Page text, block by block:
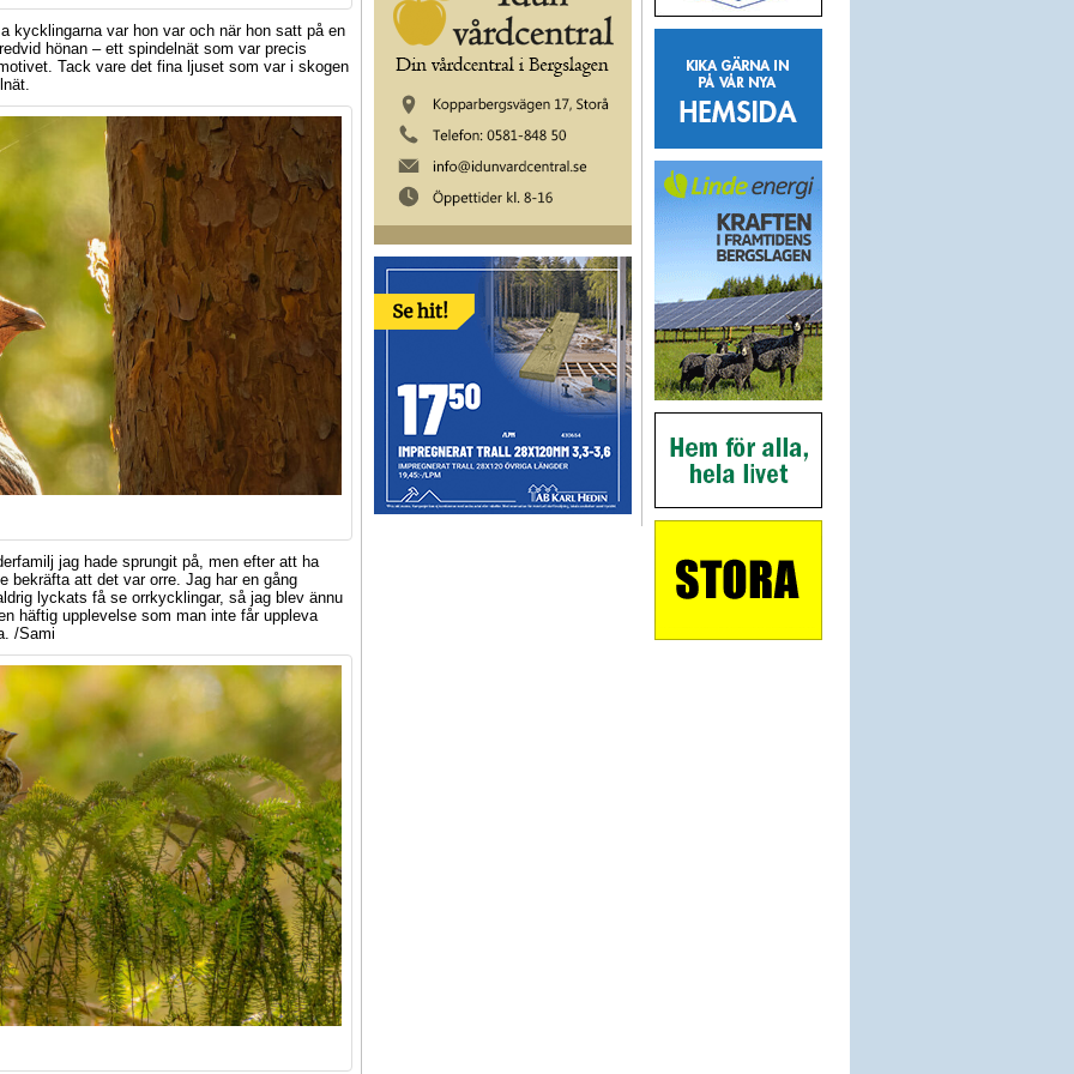
kycklingarna var hon var och när hon satt på en
hönan – ett spindelnät som var precis
Tack vare det fina ljuset som var i skogen
jag hade sprungit på, men efter att ha
bekräfta att det var orre. Jag har en gång
lyckats få se orrkycklingar, så jag blev ännu
häftig upplevelse som man inte får uppleva
/Sami